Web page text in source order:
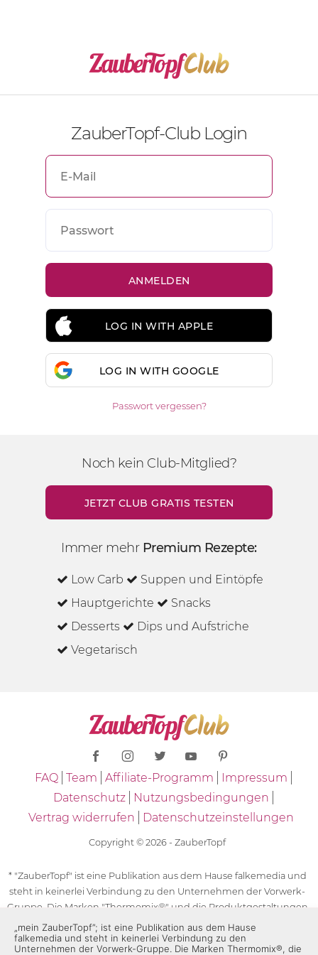
ZauberTopf-Club Login
LOG IN WITH APPLE
LOG IN WITH GOOGLE
Passwort vergessen?
Noch kein Club-Mitglied?
JETZT CLUB GRATIS TESTEN
Immer mehr Premium Rezepte:
Low Carb
Suppen und Eintöpfe
Hauptgerichte
Snacks
Desserts
Dips und Aufstriche
Vegetarisch
FAQ Team Affiliate-Programm
Impressum
Datenschutz
Nutzungsbedingungen
Vertrag widerrufen
Datenschutzeinstellungen
Copyright © 2026 - ZauberTopf
* "ZauberTopf" ist eine Publikation aus dem Hause falkemedia und
steht in keinerlei Verbindung zu den Unternehmen der Vorwerk-
Gruppe. Die Marken "Thermomix®" und die Produktgestaltungen
des "Thermomix®" sind eingetragene Marken der Unternehmen
der Vorwerk-Gruppe. Die Marken Thermomix®, die Zeichen TM5®,
„mein ZauberTopf”; ist eine Publikation aus dem Hause
falkemedia und steht in keinerlei Verbindung zu den
Unternehmen der Vorwerk-Gruppe. Die Marken Thermomix®, die